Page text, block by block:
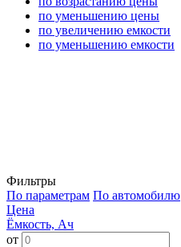
по уменьшению цены
по увеличению емкости
по уменьшению емкости
Фильтры
По параметрам По автомобилю
Цена
Ёмкость, Ач
от